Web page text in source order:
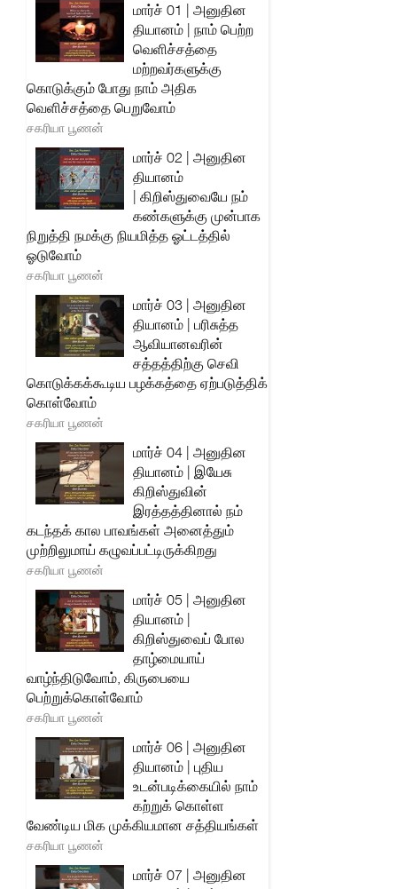
மார்ச் 01 | அனுதின
தியானம் | நாம் பெற்ற
வெளிச்சத்தை
மற்றவர்களுக்கு
கொடுக்கும் போது நாம் அதிக
வெளிச்சத்தை பெறுவோம்
சகரியா பூணன்
மார்ச் 02 | அனுதின
தியானம்
| கிறிஸ்துவையே நம்
கண்களுக்கு முன்பாக
நிறுத்தி நமக்கு நியமித்த ஓட்டத்தில்
ஓடுவோம்
சகரியா பூணன்
மார்ச் 03 | அனுதின
தியானம் | பரிசுத்த
ஆவியானவரின்
சத்தத்திற்கு செவி
கொடுக்கக்கூடிய பழக்கத்தை ஏற்படுத்திக்
கொள்வோம்
சகரியா பூணன்
மார்ச் 04 | அனுதின
தியானம் | இயேசு
கிறிஸ்துவின்
இரத்தத்தினால் நம்
கடந்தக் கால பாவங்கள் அனைத்தும்
முற்றிலுமாய் கழுவப்பட்டிருக்கிறது
சகரியா பூணன்
மார்ச் 05 | அனுதின
தியானம் |
கிறிஸ்துவைப் போல
தாழ்மையாய்
வாழ்ந்திடுவோம், கிருபையை
பெற்றுக்கொள்வோம்
சகரியா பூணன்
மார்ச் 06 | அனுதின
தியானம் | புதிய
உடன்படிக்கையில் நாம்
கற்றுக் கொள்ள
வேண்டிய மிக முக்கியமான சத்தியங்கள்
சகரியா பூணன்
மார்ச் 07 | அனுதின